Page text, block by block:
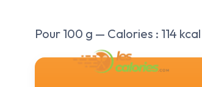
Pour 100 g — Calories : 114